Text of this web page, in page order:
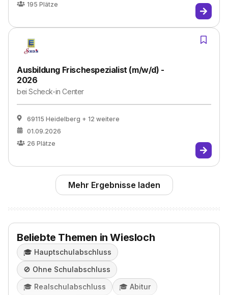
195 Plätze
Ausbildung Frischespezialist (m/w/d) -
2026
beiScheck-in Center
69115 Heidelberg + 12 weitere
01.09.2026
26 Plätze
Mehr Ergebnisse laden
Beliebte Themen in Wiesloch
🎓️ Hauptschulabschluss
🚫 Ohne Schulabschluss
🎓️ Realschulabschluss 🎓️ Abitur